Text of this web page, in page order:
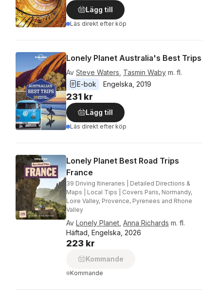
Lägg till
Läs direkt efter köp
Lonely Planet Australia's Best Trips
Av Steve Waters Tasmin Waby m. fl.
E-bok
Engelska 2019
231 kr
Lägg till
Läs direkt efter köp
Lonely Planet Best Road Trips
France
39 Driving Itineraries | Detailed Directions &
Maps | Local Tips | Covers Paris, Normandy,
Loire Valley, Provence, Pyrenees and Rhone
Valley
Av Lonely Planet Anna Richards m. fl.
Häftad, Engelska, 2026
223 kr
Kommande
Kommande